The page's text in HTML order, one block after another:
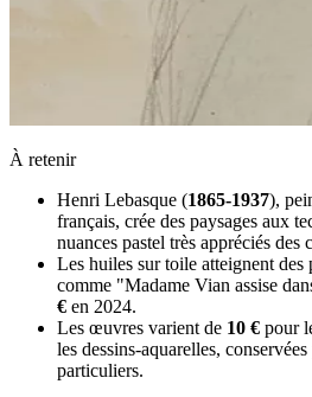
À retenir
Henri Lebasque (1865-1937),
français, crée des paysages aux
nuances pastel très appréciés des
Les huiles sur toile atteignent des
comme "Madame Vian assise
€ en 2024.
Les œuvres varient de 10 € pour
les dessins-aquarelles,
particuliers.